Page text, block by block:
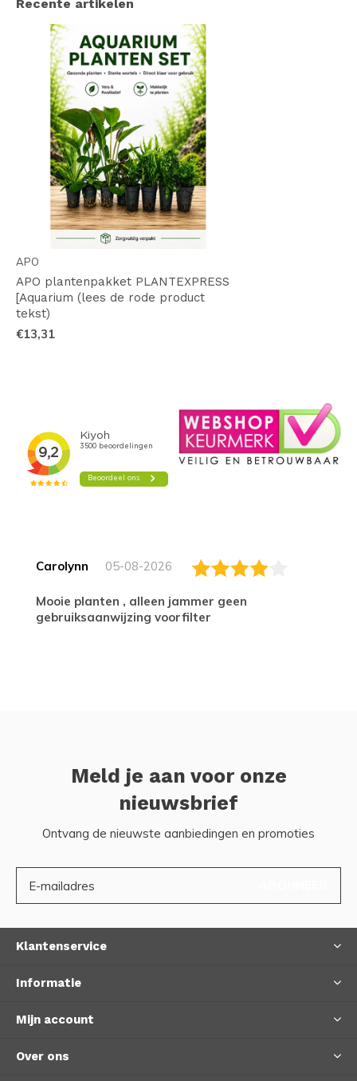
Recente artikelen
APO
APO plantenpakket PLANTEXPRESS
[Aquarium (lees de rode product
tekst)
€13,31
Carolynn 05-08-2026
Mooie planten , alleen jammer geen
gebruiksaanwijzing voorfilter
Meld je aan voor onze
nieuwsbrief
Ontvang de nieuwste aanbiedingen en promoties
Klantenservice
Informatie
Mijn account
Over ons